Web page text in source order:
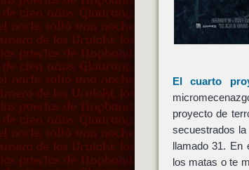
El cuarto
proyecto de
secuestrados
llamado 31. En
los matas o te